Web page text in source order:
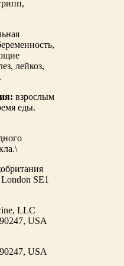
лейкоз,
взрослым
еды.
SE1
LLC
USA
USA